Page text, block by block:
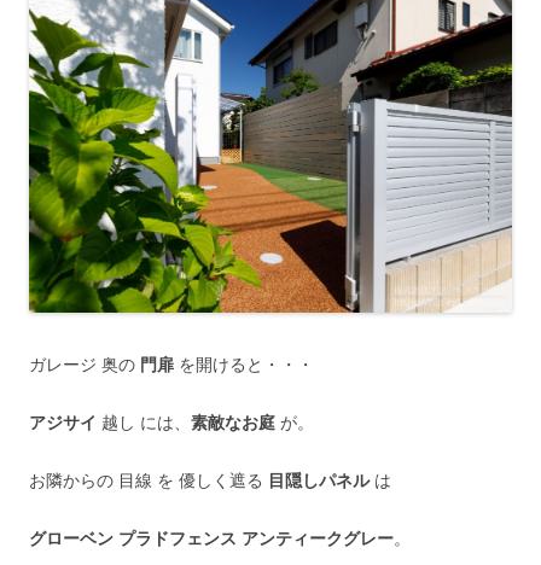
ガレージ 奥の 門扉 を開けると・・・
アジサイ 越し には、 素敵なお庭 が。
お隣からの 目線 を 優しく遮る 目隠しパネルは
グローベン プラドフェンス アンティークグレー。